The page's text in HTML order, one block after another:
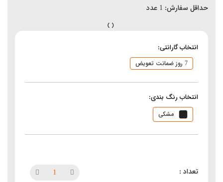
حداقل سفارش: 1 عدد
انتخاب گارانتی:
7 روز ضمانت تعویض
انتخاب رنگ بندی:
مشکی